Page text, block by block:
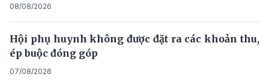
08/08/2026
Hội phụ huynh không được đặt ra các khoản thu,
ép buộc đóng góp
07/08/2026